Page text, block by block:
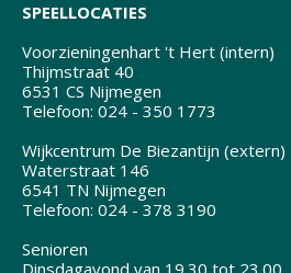
SPEELLOCATIES
Voorzieningenhart 't Hert (intern)
Thijmstraat 40
6531 CS Nijmegen
Telefoon: 024 - 350 1773
Wijkcentrum De Biezantijn (extern)
Waterstraat 146
6541 TN Nijmegen
Telefoon: 024 - 378 3190
Senioren
Dinsdagavond van 19.30 tot 23.00